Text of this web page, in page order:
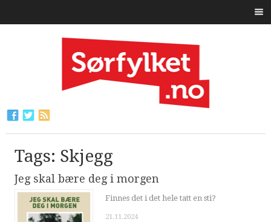
Tags: Skjegg
Jeg skal bære deg i morgen
Finnes det i det hele tatt en sti?
21.11.2024